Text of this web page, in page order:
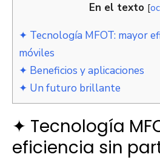
En el texto [
✦ Tecnología MFOT: mayor
móviles
✦ Beneficios y aplicaciones
✦ Un futuro brillante
✦ Tecnología
eficiencia sin